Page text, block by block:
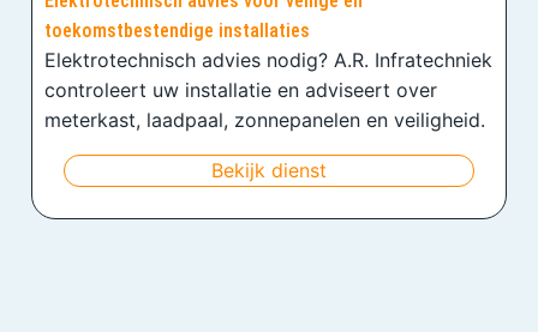
toekomstbestendige installaties
Elektrotechnisch advies nodig? A.R. Infratechniek
controleert uw installatie en adviseert over
meterkast, laadpaal, zonnepanelen en veiligheid.
Bekijk dienst